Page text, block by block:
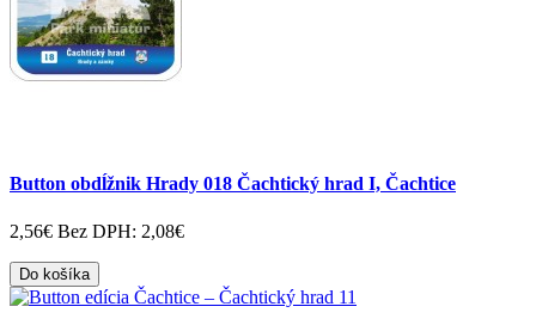
Button obdĺžnik Hrady 018 Čachtický hrad I, Čachtice
2,56€ Bez DPH: 2,08€
Do košíka